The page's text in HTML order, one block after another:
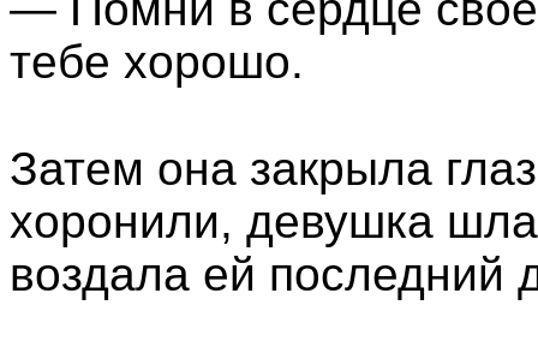
тебе хорошо.
Затем она закрыла
хоронили, девушка
воздала ей последний